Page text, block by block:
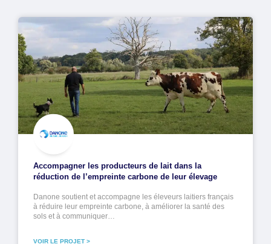
Accompagner les producteurs de lait dans la
réduction de l’empreinte carbone de leur élevage
Danone soutient et accompagne les éleveurs laitiers français
à réduire leur empreinte carbone, à améliorer la santé des
sols et à communiquer…
VOIR LE PROJET >